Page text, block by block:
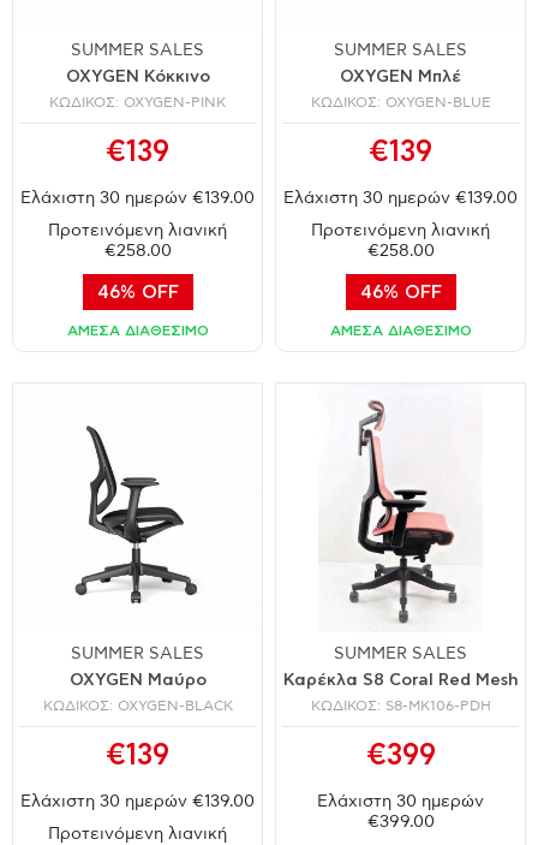
SUMMER SALES
OXYGEN Κόκκινο
ΚΩΔΙΚΟΣ: OXYGEN-PINK
€139
Ελάχιστη 30 ημερών €139.00
Προτεινόμενη λιανική
€258.00
46% OFF
ΑΜΕΣΑ ΔΙΑΘΕΣΙΜΟ
SUMMER SALES
OXYGEN Μπλέ
ΚΩΔΙΚΟΣ: OXYGEN-BLUE
€139
Ελάχιστη 30 ημερών €139.00
Προτεινόμενη λιανική
€258.00
46% OFF
ΑΜΕΣΑ ΔΙΑΘΕΣΙΜΟ
SUMMER SALES
OXYGEN Μαύρο
ΚΩΔΙΚΟΣ: OXYGEN-BLACK
€139
Ελάχιστη 30 ημερών €139.00
Προτεινόμενη λιανική
SUMMER SALES
Καρέκλα S8 Coral Red Mesh
ΚΩΔΙΚΟΣ: S8-MK106-PDH
€399
Ελάχιστη 30 ημερών
€399.00